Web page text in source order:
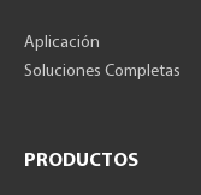
Aplicación
Soluciones Completas
PRODUCTOS